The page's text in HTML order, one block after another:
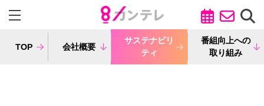
TOP 会社概要
サステナビリ
ティ
番組向上への
取り組み